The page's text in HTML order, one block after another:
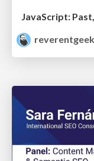
reverentgeek